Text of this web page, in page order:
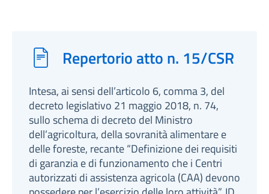
Repertorio atto n. 15/CSR
Intesa, ai sensi dell’articolo 6, comma 3, del
decreto legislativo 21 maggio 2018, n. 74,
sullo schema di decreto del Ministro
dell’agricoltura, della sovranità alimentare e
delle foreste, recante “Definizione dei requisiti
di garanzia e di funzionamento che i Centri
autorizzati di assistenza agricola (CAA) devono